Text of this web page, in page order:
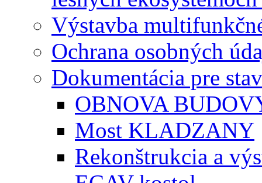
Výstavba
Ochrana osobných
Dokumentácia pre
OBNOVA
Most KLADZANY
Rekonštrukcia a